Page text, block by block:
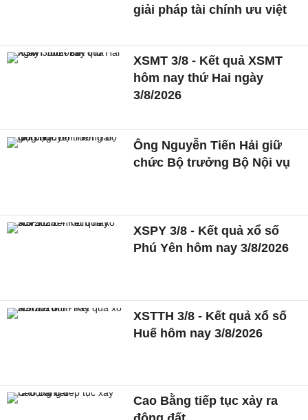
giải pháp tài chính ưu việt
XSMT 3/8 - Kết quả XSMT
hôm nay thứ Hai ngày
3/8/2026
Ông Nguyễn Tiến Hải giữ
chức Bộ trưởng Bộ Nội vụ
XSPY 3/8 - Kết quả xổ số
Phú Yên hôm nay 3/8/2026
XSTTH 3/8 - Kết quả xổ số
Huế hôm nay 3/8/2026
Cao Bằng tiếp tục xảy ra